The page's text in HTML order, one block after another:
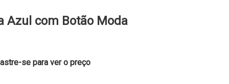
Azul com Botão Moda
se para ver o preço